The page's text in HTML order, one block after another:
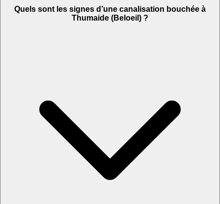
Quels sont les signes d’une canalisation bouchée à
Thumaide (Beloeil) ?